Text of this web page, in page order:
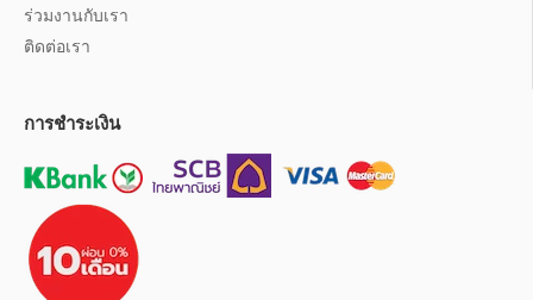
ร่วมงานกับเรา
ติดต่อเรา
การชำระเงิน